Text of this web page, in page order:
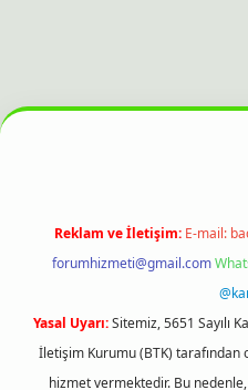
sitesi
Reklam ve İletişim: E-mail:
forumhizmeti@gmail.com
Yasal Uyarı:Sitemiz, 5651 Sayılı
İletişim Kurumu (BTK) tarafından
hizmet vermektedir. Bu